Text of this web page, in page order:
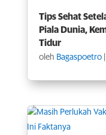
Tips Sehat
Piala Dunia,
Tidur
oleh Bagaspoetro|